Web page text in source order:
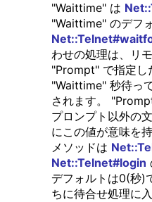
"Waittime" は
"Waittime" のデフ
わせの処理は、リ
"Prompt" で指定し
"Waittime" 秒待っ
されます。
プロンプト以外の
にこの値が意味を
メソッドは
Net::Telnet#login
デフォルトは0(秒)
ちに待合せ処理に入